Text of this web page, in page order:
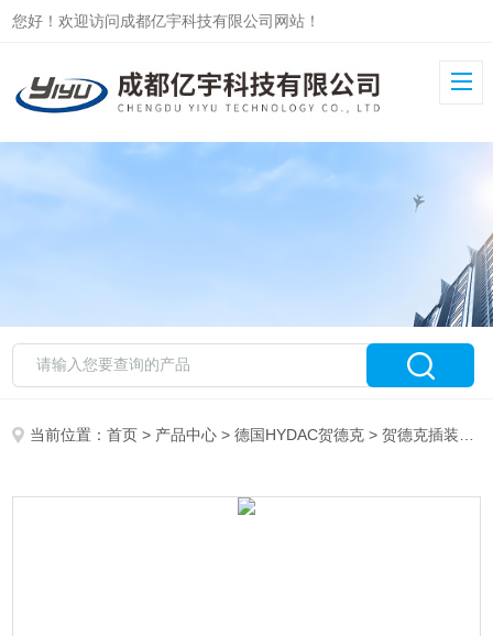
您好！欢迎访问成都亿宇科技有限公司网站！
当前位置：首页 > 产品中心 >德国HYDAC贺德克 >贺德克插装阀